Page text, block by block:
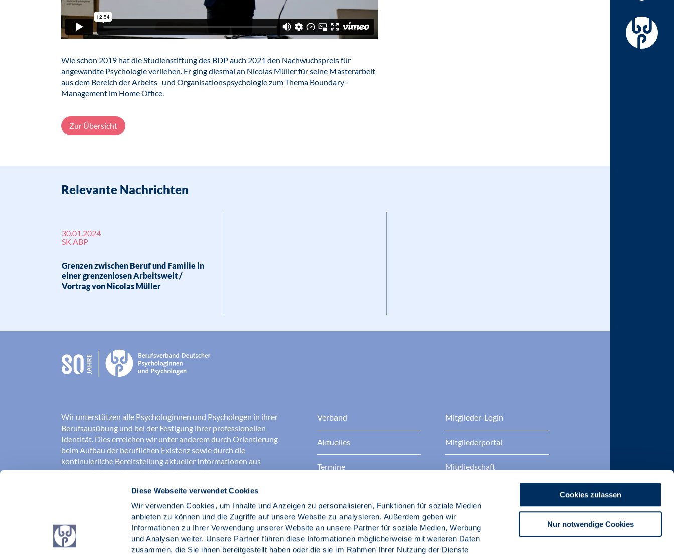
Diese Webseite verwendet Cookies
Wir verwenden Cookies, um Inhalte und Anzeigen zu personalisieren, Funktionen für soziale Medien
anbieten zu können und die Zugriffe auf unsere Website zu analysieren. Außerdem geben wir
Informationen zu Ihrer Verwendung unserer Website an unsere Partner für soziale Medien, Werbung
und Analysen weiter. Unsere Partner führen diese Informationen möglicherweise mit weiteren Daten
zusammen, die Sie ihnen bereitgestellt haben oder die sie im Rahmen Ihrer Nutzung der Dienste
Cookies zulassen
Nur notwendige Cookies
Wie schon 2019 hat die Studienstiftung des BDP auch 2021 den Nachwuchspreis für
angewandte Psychologie verliehen. Er ging diesmal an Nicolas Müller für seine Masterarbeit
aus dem Bereich der Arbeits- und Organisationspsychologie zum Thema Boundary-
Management im Home Office.
Zur Übersicht
Relevante Nachrichten
30.01.2024
SK ABP
Grenzen zwischen Beruf und Familie in
einer grenzenlosen Arbeitswelt /
Vortrag von Nicolas Müller
Wir unterstützen alle Psychologinnen und Psychologen in ihrer
Berufsausübung und bei der Festigung ihrer professionellen
Identität. Dies erreichen wir unter anderem durch Orientierung
beim Aufbau der beruflichen Existenz sowie durch die
kontinuierliche Bereitstellung aktueller Informationen aus
Wissenschaft und Praxis für den Berufsalltag.
Wir erschließen und sichern Berufsfelder und sorgen dafür, dass
Erkenntnisse der Psychologie kompetent und verantwortungsvoll
umgesetzt werden. Darüber hinaus stärken wir das Ansehen aller
Psychologinnen und Psychologen in der Öffentlichkeit und
vertreten eigene berufspolitische Positionen in der Gesellschaft.
Verband
Aktuelles
Termine
Berufsethik
Fach- und Berufspolitik
Mitglieder-Login
Mitgliederportal
Mitgliedschaft
BDP Zertifizierungen